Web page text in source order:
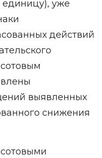
единицу), уже
действий
выявленных
снижения